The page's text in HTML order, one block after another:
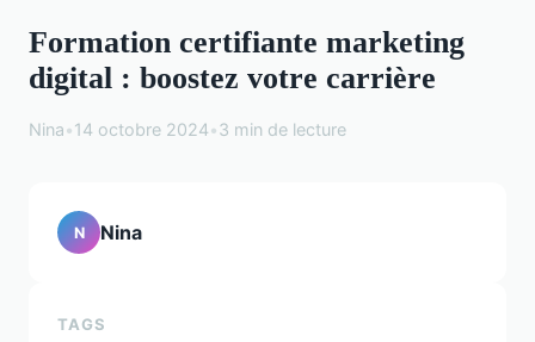
Formation certifiante marketing
digital : boostez votre carrière
Nina•14 octobre 2024•3 min de lecture
N Nina
TAGS